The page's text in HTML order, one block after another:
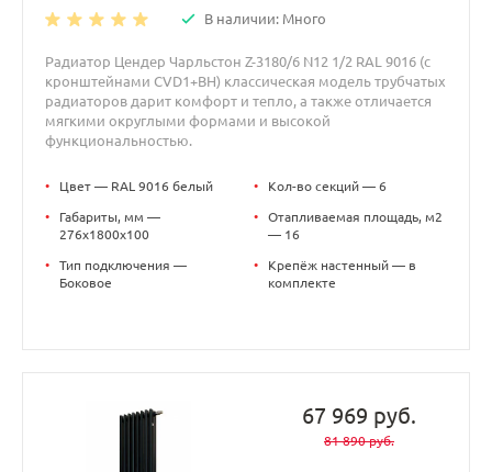
В наличии: Много
Радиатор Цендер Чарльстон Z-3180/6 N12 1/2 RAL 9016 (с
кронштейнами CVD1+BH) классическая модель трубчатых
радиаторов дарит комфорт и тепло, а также отличается
мягкими округлыми формами и высокой
функциональностью.
• Цвет — RAL 9016 белый
•
Габариты, мм —
276x1800x100
•
Тип подключения —
Боковое
• Кол-во секций — 6
•
Отапливаемая площадь, м2
— 16
•
Крепёж настенный — в
комплекте
67 969 руб.
81 890 руб.